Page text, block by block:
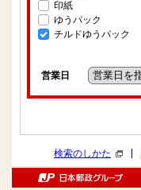
印紙
ゆうパック
チルドゆうパック
営業日
検索のしかた